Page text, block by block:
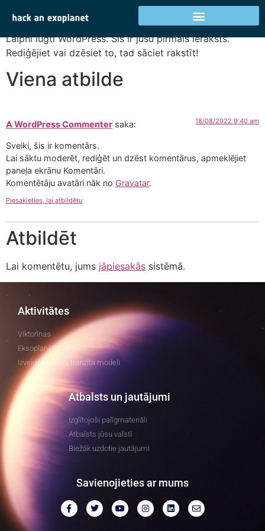
Sveika, pasaule!
Laipni lūgti WordPress. Šis ir jūsu pirmais ieraksts.
Rediģējiet vai dzēsiet to, tad sāciet rakstīt!
Viena atbilde
A WordPress Commenter saka: 18/08/2022 9:40 am
Sveiki, šis ir komentārs.
Lai sāktu moderēt, rediģēt un dzēst komentārus, apmeklējiet
paneļa ekrānu Komentāri.
Komentētāju avatāri nāk no Gravatar.
Piesakieties, lai atbildētu
Atbildēt
Lai komentētu, jums jāpiesakās sistēmā.
Aktivitātes
Viktorīnas
Eksoplanētu izpēte
Izveidojiet savu tranzīta modeli
Atbalsts un jautājumi
Izglītojoši palīgmateriāli
Atbalsts jūsu valstī
Biežāk uzdotie jautājumi
Savienojieties ar mums